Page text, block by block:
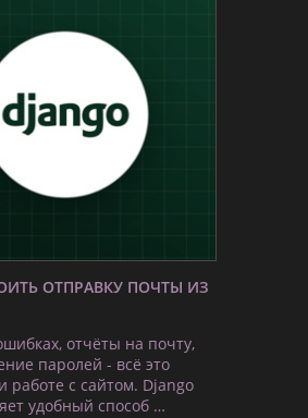
ОТПРАВКУ ПОЧТЫ ИЗ
отчёты на почту,
паролей - всё это
работе с сайтом. Django
удобный способ …